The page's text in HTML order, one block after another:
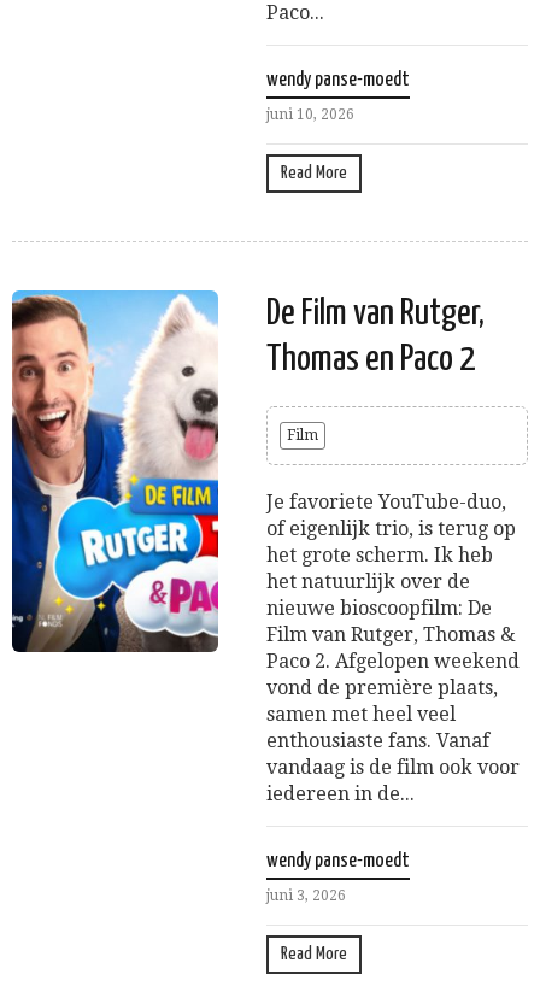
Paco...
wendy panse-moedt
juni 10, 2026
Read More
De Film van Rutger,
Thomas en Paco 2
Film
Je favoriete YouTube-duo,
of eigenlijk trio, is terug op
het grote scherm. Ik heb
het natuurlijk over de
nieuwe bioscoopfilm: De
Film van Rutger, Thomas &
Paco 2. Afgelopen weekend
vond de première plaats,
samen met heel veel
enthousiaste fans. Vanaf
vandaag is de film ook voor
iedereen in de...
wendy panse-moedt
juni 3, 2026
Read More